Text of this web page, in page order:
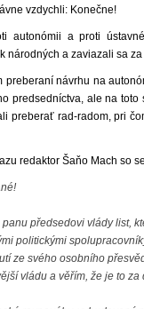
vzdychli: Konečne!
autonómii a proti
národných a zaviazali sa
preberaní návrhu na
predsedníctva, ale na toto
preberať rad-radom, pri
redaktor Šaňo Mach so
předsedovi vlády list,
politickými
ze svého osobního
vládu a věřím, že je to